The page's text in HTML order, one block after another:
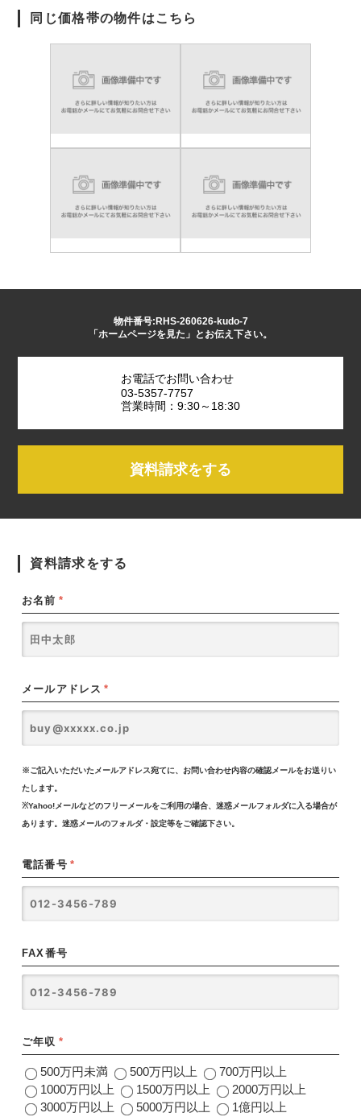
同じ価格帯の物件はこちら
物件番号:RHS-260626-kudo-7
「ホームページを見た」とお伝え下さい。
お電話でお問い合わせ
03-5357-7757
営業時間：9:30～18:30
資料請求をする
資料請求をする
お名前 *
メールアドレス *
※ご記入いただいたメールアドレス宛てに、お問い合わせ内容の確認メールをお送りい
たします。
※Yahoo!メールなどのフリーメールをご利用の場合、迷惑メールフォルダに入る場合が
あります。迷惑メールのフォルダ・設定等をご確認下さい。
電話番号 *
FAX番号
ご年収 *
500万円未満 500万円以上
700万円以上
1000万円以上
1500万円以上
2000万円以上
3000万円以上
5000万円以上 1億円以上